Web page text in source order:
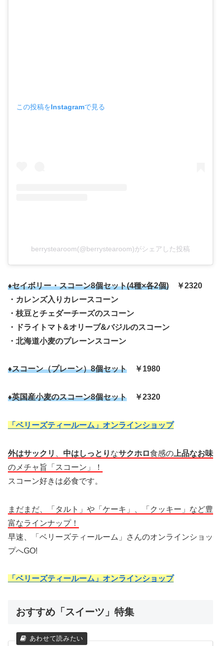
この投稿をInstagramで見る
berrystearoom(@berrystearoom)がシェアした投稿
♦セイボリー・スコーン8個セット(4種×各2個) ￥2320
・カレンズ入りカレースコーン
・枝豆とチェダーチーズのスコーン
・ドライトマト&オリーブ&バジルのスコーン
・北海道小麦のプレーンスコーン
♦スコーン（プレーン）8個セット ￥1980
♦英国産小麦のスコーン8個セット ￥2320
「ベリーズティールーム」オンラインショップ
外はサックリ 中はしっとり なサクホロ食感の 上品なお味
のメチャ旨「スコーン」！
スコーン好きは必食です。
まだまだ、「タルト」や「ケーキ」、「クッキー」など豊
富なラインナップ！
早速、「ベリーズティールーム」さんのオンラインショッ
プへGO!
「ベリーズティールーム」オンラインショップ
おすすめ「スイーツ」特集